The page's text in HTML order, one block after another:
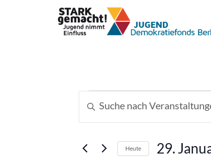
Veranstaltungen
Suche
und
Bitte
nach
Heute 29.